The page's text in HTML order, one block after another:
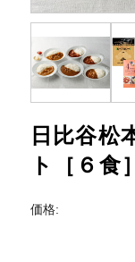
日比谷
ト［６食］
価格: